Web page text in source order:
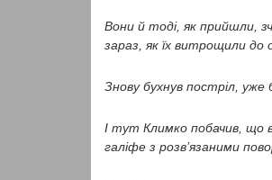
Вони й тоді, як прийшли,
зараз, як їх витрощили до
Знову бухнув постріл, уже
І тут Климко побачив, що
галіфе з розв’язаними